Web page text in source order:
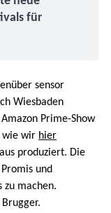
für
sensor
Wiesbaden
Prime-Show
wie wir hier
produziert. Die
und
zu machen.